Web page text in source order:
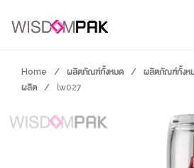
Home / ผลิตภัณฑ์ทั้งหมด / ผลิตภัณฑ์ทั้งห
ผลิต
/ lw027